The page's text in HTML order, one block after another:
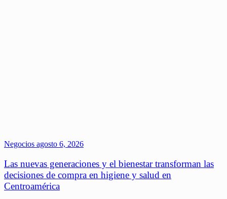
Negocios agosto 6, 2026
Las nuevas generaciones y el bienestar transforman las
decisiones de compra en higiene y salud en
Centroamérica